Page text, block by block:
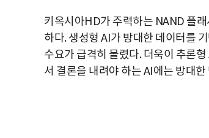
키옥시아HD가 주력하는 NAND 플
하다. 생성형 AI가 방대한 데이터를
수요가 급격히 몰렸다. 더욱이 추론
서 결론을 내려야 하는 AI에는 방대